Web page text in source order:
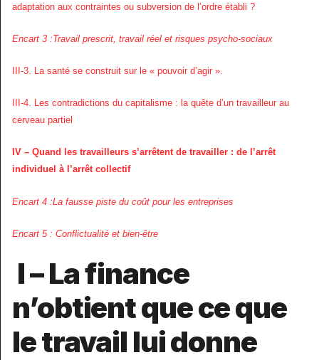
adaptation aux contraintes ou subversion de l’ordre établi ?
Encart 3 :Travail prescrit, travail réel et risques psycho-sociaux
III-3. La santé se construit sur le « pouvoir d’agir ».
III-4. Les contradictions du capitalisme : la quête d’un travailleur au
cerveau partiel
IV – Quand les travailleurs s’arrêtent de travailler : de l’arrêt
individuel à l’arrêt collectif
Encart 4 :La fausse piste du coût pour les entreprises
Encart 5 : Conflictualité et bien-être
I – La finance
n’obtient que ce que
le travail lui donne